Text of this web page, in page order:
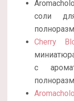
соли
Cherry
с